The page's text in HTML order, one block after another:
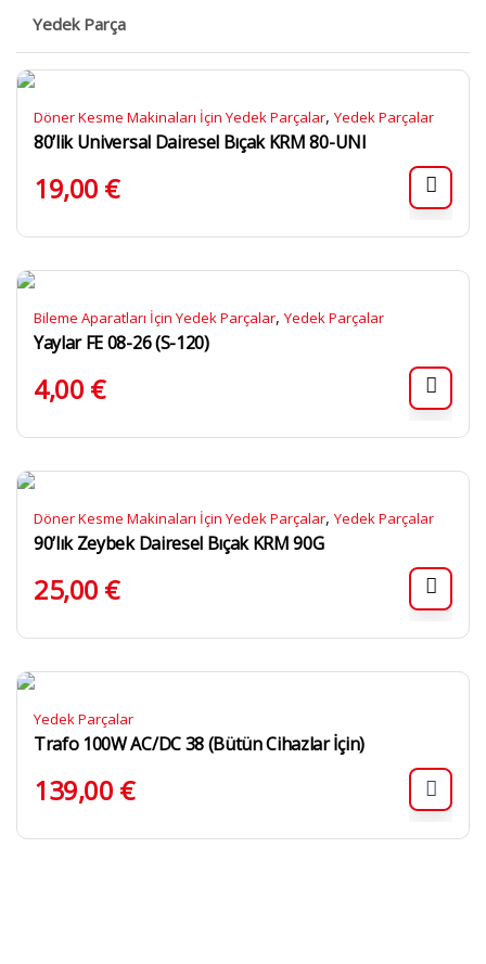
Yedek Parça
Döner Kesme Makinaları İçin Yedek Parçalar, Yedek Parçalar
80’lik Universal Dairesel Bıçak KRM 80-UNI
19,00 €
Bileme Aparatları İçin Yedek Parçalar, Yedek Parçalar
Yaylar FE 08-26 (S-120)
4,00 €
Döner Kesme Makinaları İçin Yedek Parçalar, Yedek Parçalar
90’lık Zeybek Dairesel Bıçak KRM 90G
25,00 €
Yedek Parçalar
Trafo 100W AC/DC 38 (Bütün Cihazlar İçin)
139,00 €